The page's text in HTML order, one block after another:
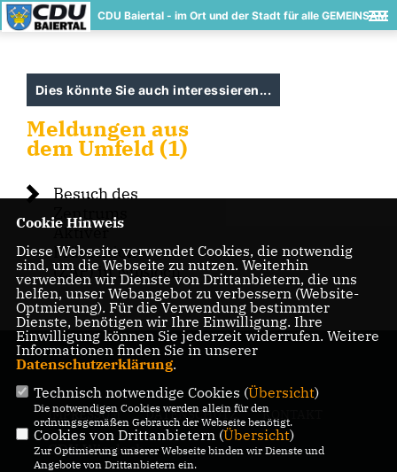
CDU Baiertal - im Ort und der Stadt für alle GEMEINSAM
Dies könnte Sie auch interessieren...
Meldungen aus
dem Umfeld (1)
Besuch des
Zentrums
Aktiver
Prävention
(ZAP) in Nußloch
IMPRESSUM DATENSCHUTZ KONTAKT
CDU Wiesloch
Cookie Hinweis
Diese Webseite verwendet Cookies, die notwendig
sind, um die Webseite zu nutzen. Weiterhin
verwenden wir Dienste von Drittanbietern, die uns
helfen, unser Webangebot zu verbessern (Website-
Optmierung). Für die Verwendung bestimmter
Dienste, benötigen wir Ihre Einwilligung. Ihre
Einwilligung können Sie jederzeit widerrufen. Weitere
Informationen finden Sie in unserer
Datenschutzerklärung.
Technisch notwendige Cookies (Übersicht)
Die notwendigen Cookies werden allein für den
ordnungsgemäßen Gebrauch der Webseite benötigt.
Cookies von Drittanbietern (Übersicht)
Zur Optimierung unserer Webseite binden wir Dienste und
Angebote von Drittanbietern ein.